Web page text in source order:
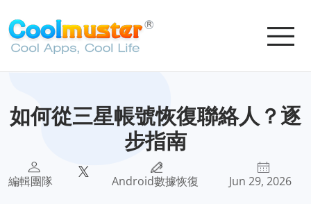
如何從三星帳號恢復聯絡人？逐
步指南
編輯團隊 Android數據恢復 Jun 29, 2026